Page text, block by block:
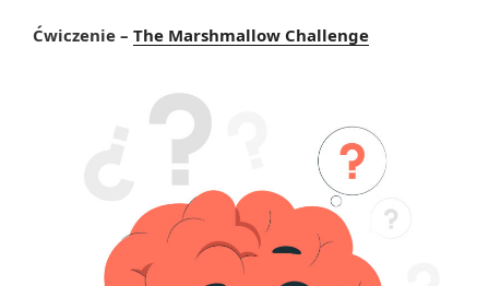
Ćwiczenie – The Marshmallow Challenge